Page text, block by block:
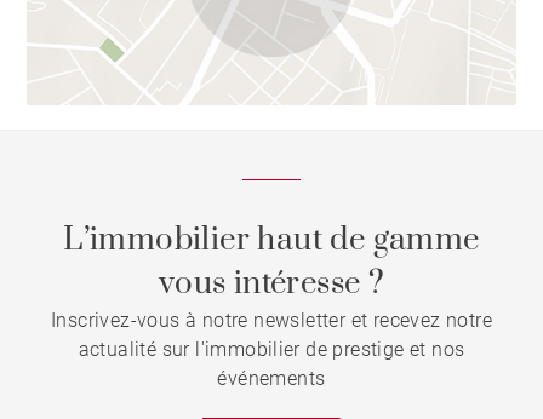
L’immobilier haut de gamme
vous intéresse ?
Inscrivez-vous à notre newsletter et recevez notre
actualité sur l'immobilier de prestige et nos
événements